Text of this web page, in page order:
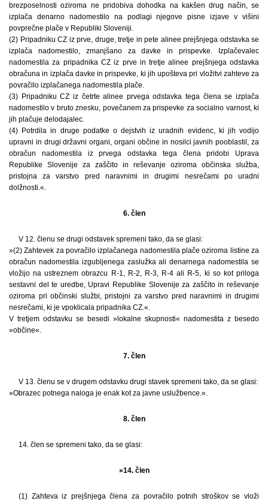
brezposelnosti oziroma ne pridobiva dohodka na kakšen drug način, se
izplača denarno nadomestilo na podlagi njegove pisne izjave v višini
povprečne plače v Republiki Sloveniji.
(2) Pripadniku CZ iz prve, druge, tretje in pete alinee prejšnjega odstavka se
izplača nadomestilo, zmanjšano za davke in prispevke. Izplačevalec
nadomestila za pripadnika CZ iz prve in tretje alinee prejšnjega odstavka
obračuna in izplača davke in prispevke, ki jih upošteva pri vložitvi zahteve za
povračilo izplačanega nadomestila plače.
(3) Pripadniku CZ iz četrte alinee prvega odstavka tega člena se izplača
nadomestilo v bruto znesku, povečanem za prispevke za socialno varnost, ki
jih plačuje delodajalec.
(4) Potrdila in druge podatke o dejstvih iz uradnih evidenc, ki jih vodijo
upravni in drugi državni organi, organi občine in nosilci javnih pooblastil, za
obračun nadomestila iz prvega odstavka tega člena pridobi Uprava
Republike Slovenije za zaščito in reševanje oziroma občinska služba,
pristojna za varstvo pred naravnimi in drugimi nesrečami po uradni
dolžnosti.«.
6. člen
V 12. členu se drugi odstavek spremeni tako, da se glasi:
»(2) Zahtevek za povračilo izplačanega nadomestila plače oziroma listine za
obračun nadomestila izgubljenega zaslužka ali denarnega nadomestila se
vložijo na ustreznem obrazcu R-1, R-2, R-3, R-4 ali R-5, ki so kot priloga
sestavni del te uredbe, Upravi Republike Slovenije za zaščito in reševanje
oziroma pri občinski službi, pristojni za varstvo pred naravnimi in drugimi
nesrečami, ki je vpoklicala pripadnika CZ.«.
V tretjem odstavku se besedi »lokalne skupnosti« nadomestita z besedo
»občine«.
7. člen
V 13. členu se v drugem odstavku drugi stavek spremeni tako, da se glasi:
»Obrazec potnega naloga je enak kot za javne uslužbence.«.
8. člen
14. člen se spremeni tako, da se glasi:
»14. člen
(1) Zahteva iz prejšnjega člena za povračilo potnih stroškov se vloži